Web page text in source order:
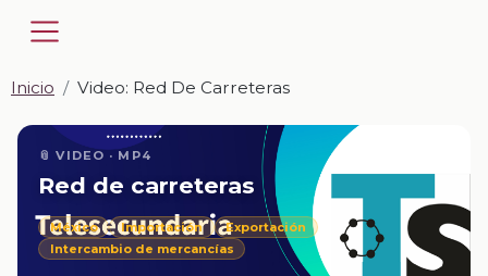
Inicio Video: Red De Carreteras
📎 VIDEO · MP4
Red de carreteras
México Importación
Exportación
Intercambio de mercancías